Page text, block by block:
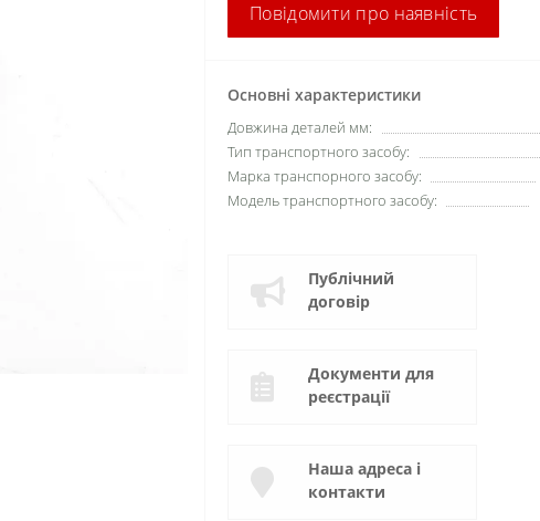
Повідомити про наявність
Основні характеристики
Довжина деталей мм:
Тип транспортного засобу:
Марка транспорного засобу:
Модель транспортного засобу:
Публічний
договір
Документи для
реєстрації
Наша адреса і
контакти